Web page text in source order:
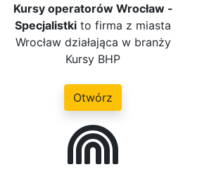
Kursy operatorów Wrocław -
Specjalistki to firma z miasta
Wrocław działająca w branży
Kursy BHP
Otwórz